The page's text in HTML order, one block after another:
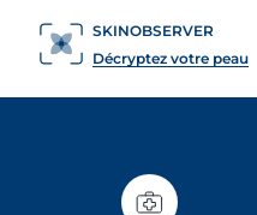
SKINOBSERVER
Décryptez votre peau